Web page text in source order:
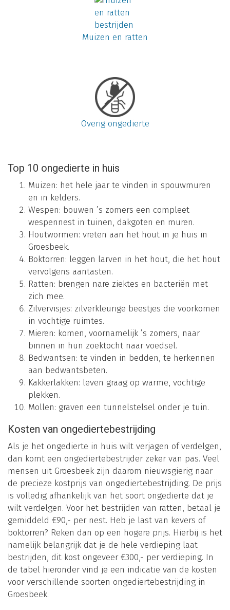
Muizen en ratten
Overig ongedierte
Top 10 ongedierte in huis
Muizen: het hele jaar te vinden in spouwmuren
en in kelders.
Wespen: bouwen ’s zomers een compleet
wespennest in tuinen, dakgoten en muren.
Houtwormen: vreten aan het hout in je huis in
Groesbeek.
Boktorren: leggen larven in het hout, die het hout
vervolgens aantasten.
Ratten: brengen nare ziektes en bacteriën met
zich mee.
Zilvervisjes: zilverkleurige beestjes die voorkomen
in vochtige ruimtes.
Mieren: komen, voornamelijk ’s zomers, naar
binnen in hun zoektocht naar voedsel.
Bedwantsen: te vinden in bedden, te herkennen
aan bedwantsbeten.
Kakkerlakken: leven graag op warme, vochtige
plekken.
Mollen: graven een tunnelstelsel onder je tuin.
Kosten van ongediertebestrijding
Als je het ongedierte in huis wilt verjagen of verdelgen,
dan komt een ongediertebestrijder zeker van pas. Veel
mensen uit Groesbeek zijn daarom nieuwsgierig naar
de precieze kostprijs van ongediertebestrijding. De prijs
is volledig afhankelijk van het soort ongedierte dat je
wilt verdelgen. Voor het bestrijden van ratten, betaal je
gemiddeld €90,- per nest. Heb je last van kevers of
boktorren? Reken dan op een hogere prijs. Hierbij is het
namelijk belangrijk dat je de hele verdieping laat
bestrijden, dit kost ongeveer €300,- per verdieping. In
de tabel hieronder vind je een indicatie van de kosten
voor verschillende soorten ongediertebestrijding in
Groesbeek.